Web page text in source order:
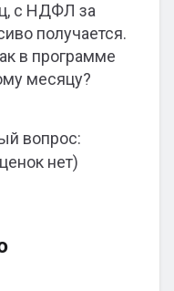
с НДФЛ за
получается.
в программе
месяцу?
вопрос:
нет)